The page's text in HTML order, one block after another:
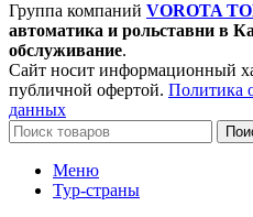
Группа компаний VOROTA
автоматика и рольставни в
обслуживание.
Сайт носит информационный
публичной офертой. Политика
данных
Меню
Тур-страны